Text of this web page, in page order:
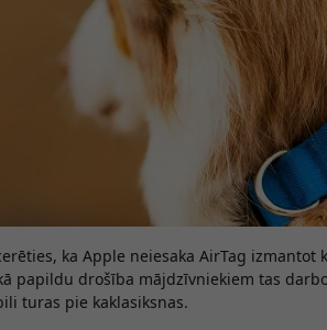
ka Apple neiesaka AirTag izmantot
papildu drošība mājdzīvniekiem tas
turas pie kaklasiksnas.